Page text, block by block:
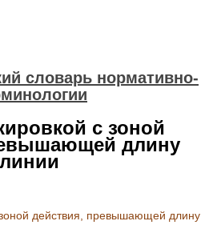
словарь нормативно-
с зоной
длину
действия, превышающей длину